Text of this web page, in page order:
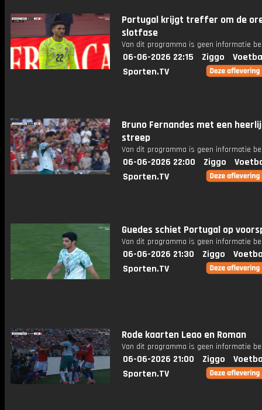
Portugal krijgt treffer om de
slotfase
Van dit programma is geen informatie
06-06-2026 22:15 Ziggo
Sporten.TV
Bruno Fernandes met een
streep
Van dit programma is geen informatie
06-06-2026 22:00 Ziggo
Sporten.TV
Guedes schiet Portugal op
Van dit programma is geen informatie
06-06-2026 21:30 Ziggo
Sporten.TV
Rode kaarten Leao en Roman
Van dit programma is geen informatie
06-06-2026 21:00 Ziggo
Sporten.TV